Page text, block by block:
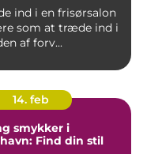
ind i en frisørsalon
som at træde ind i
af forv...
14. feb
smykker i
Find din stil